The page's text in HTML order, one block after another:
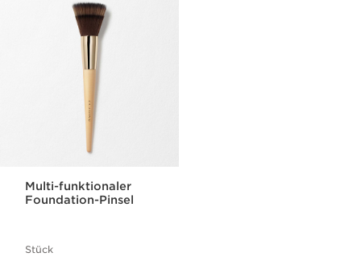
Multi-funktionaler
Foundation-Pinsel
Stück